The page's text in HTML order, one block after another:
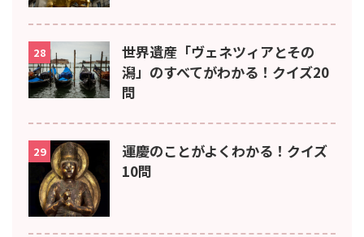
28
世界遺産「ヴェネツィアとその
潟」のすべてがわかる！クイズ20
問
29
運慶のことがよくわかる！クイズ
10問